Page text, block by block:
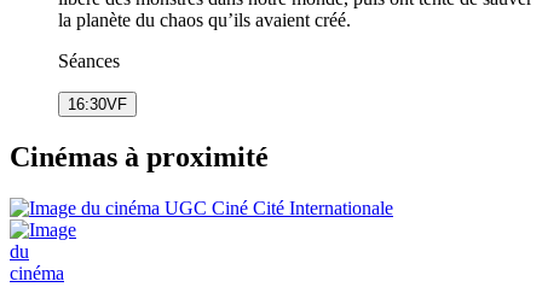
la planète du chaos qu’ils avaient créé.
Séances
16:30VF
Cinémas à proximité